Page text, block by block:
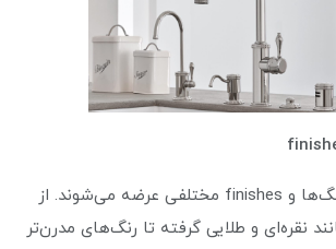
شیرآلات مدرن در رنگ‌ها و finishes مختلفی عرضه می‌شوند. از
نقره‌ای و طلایی گرفته تا رنگ‌های مدرن‌تر